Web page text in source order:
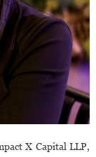
X Capital LLP,